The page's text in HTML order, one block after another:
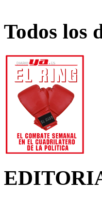
Todos los